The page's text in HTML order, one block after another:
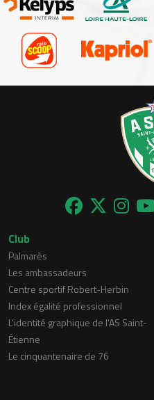
Club
Palmarès
Les ambassadeurs
Centre sportif Robert-Herbin
Index égalité professionnel
L'identité graphique de l'AS Saint-
Étienne
Le cinquantenaire de 76